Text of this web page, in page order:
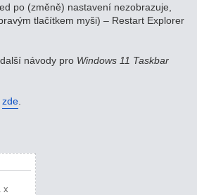
po (změně) nastavení nezobrazuje,
tlačítkem myši) – Restart Explorer
návody pro Windows 11 Taskbar
zde
x